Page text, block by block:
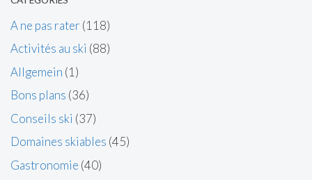
A ne pas rater (118)
Activités au ski (88)
Allgemein (1)
Bons plans (36)
Conseils ski (37)
Domaines skiables (45)
Gastronomie (40)